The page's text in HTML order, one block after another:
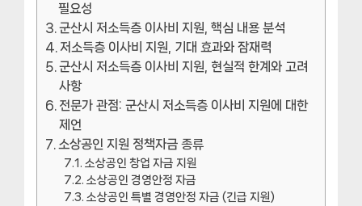
필요성
군산시 저소득층 이사비 지원, 핵심 내용 분석
저소득층 이사비 지원, 기대 효과와 잠재력
군산시 저소득층 이사비 지원, 현실적 한계와 고려
사항
전문가 관점: 군산시 저소득층 이사비 지원에 대한
제언
소상공인 지원 정책자금 종류
소상공인 창업 자금 지원
소상공인 경영안정 자금
소상공인 특별 경영안정 자금 (긴급 지원)